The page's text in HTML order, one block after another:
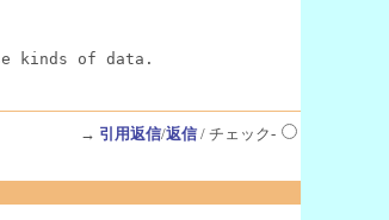
kinds of data.
→ 引用返信/返信/ チェック-